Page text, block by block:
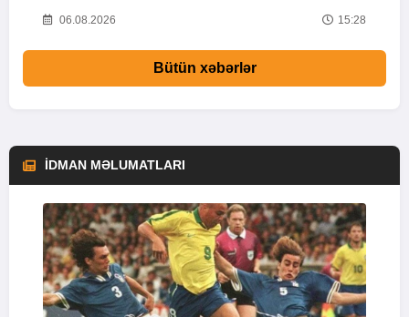
06.08.2026 15:28
Bütün xəbərlər
İDMAN MƏLUMATLARI